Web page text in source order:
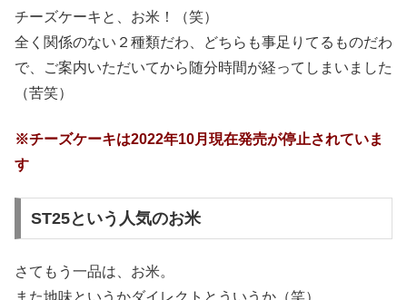
チーズケーキと、お米！（笑）
全く関係のない２種類だわ、どちらも事足りてるものだわ
で、ご案内いただいてから随分時間が経ってしまいました
（苦笑）
※チーズケーキは2022年10月現在発売が停止されていま
す
ST25という人気のお米
さてもう一品は、お米。